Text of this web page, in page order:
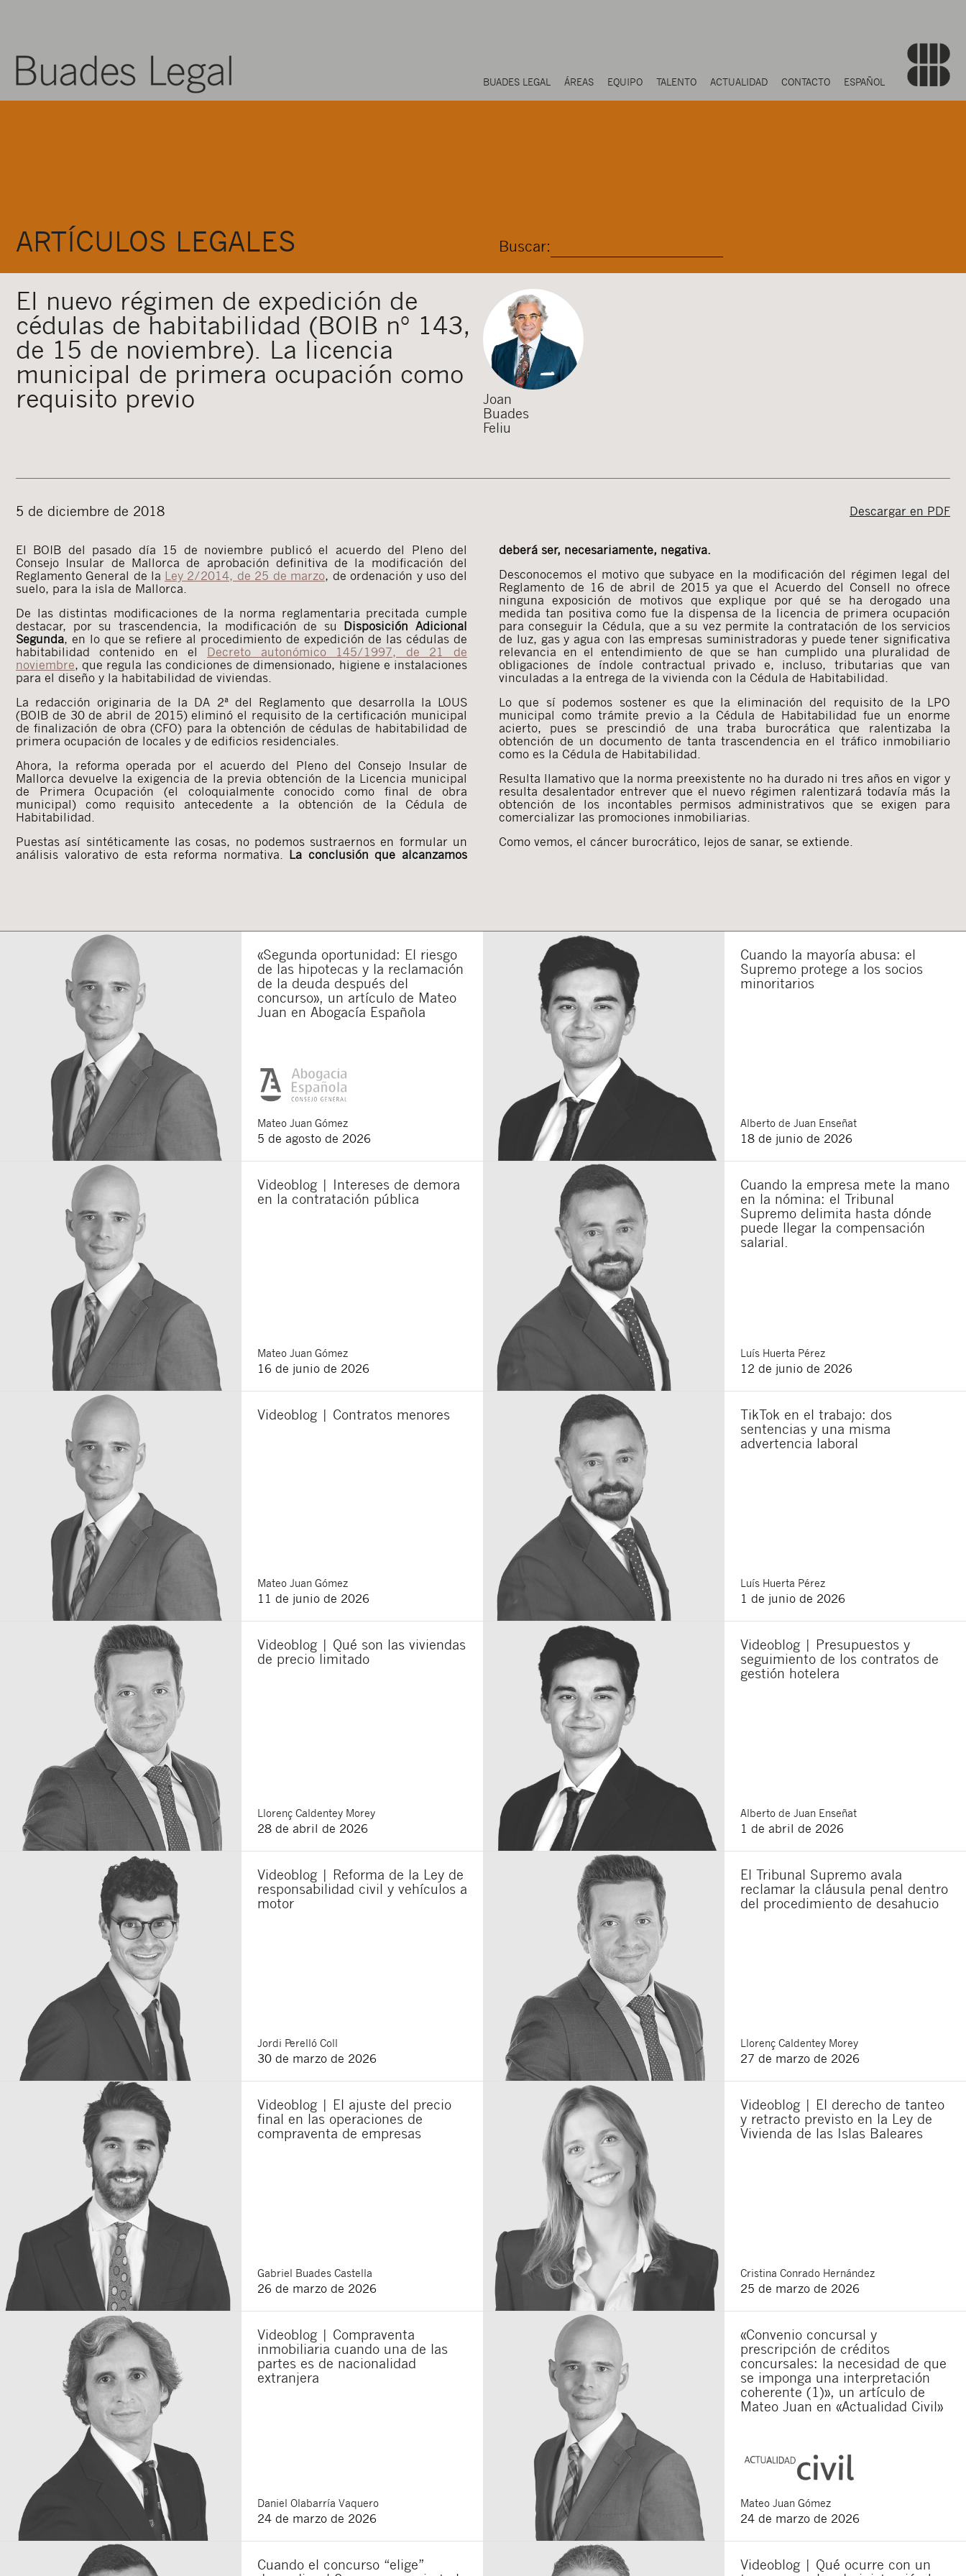
BUADES LEGAL ÁREAS EQUIPO TALENTO ACTUALIDAD CONTACTO ESPAÑOL
ARTÍCULOS LEGALES Buscar:
El nuevo régimen de expedición de
cédulas de habitabilidad (BOIB nº 143,
de 15 de noviembre). La licencia
municipal de primera ocupación como
requisito previo
Joan
Buades
Feliu
5 de diciembre de 2018 Descargar en PDF
El BOIB del pasado día 15 de noviembre publicó el acuerdo del Pleno del
Consejo Insular de Mallorca de aprobación definitiva de la modificación del
Reglamento General de la Ley 2/2014, de 25 de marzo, de ordenación y uso del
suelo, para la isla de Mallorca.
De las distintas modificaciones de la norma reglamentaria precitada cumple
destacar, por su trascendencia, la modificación de su Disposición Adicional
Segunda, en lo que se refiere al procedimiento de expedición de las cédulas de
habitabilidad contenido en el Decreto autonómico 145/1997, de 21 de
noviembre, que regula las condiciones de dimensionado, higiene e instalaciones
para el diseño y la habitabilidad de viviendas.
La redacción originaria de la DA 2ª del Reglamento que desarrolla la LOUS
(BOIB de 30 de abril de 2015) eliminó el requisito de la certificación municipal
de finalización de obra (CFO) para la obtención de cédulas de habitabilidad de
primera ocupación de locales y de edificios residenciales.
Ahora, la reforma operada por el acuerdo del Pleno del Consejo Insular de
Mallorca devuelve la exigencia de la previa obtención de la Licencia municipal
de Primera Ocupación (el coloquialmente conocido como final de obra
municipal) como requisito antecedente a la obtención de la Cédula de
Habitabilidad.
Puestas así sintéticamente las cosas, no podemos sustraernos en formular un
análisis valorativo de esta reforma normativa. La conclusión que alcanzamos
deberá ser, necesariamente, negativa.
Desconocemos el motivo que subyace en la modificación del régimen legal del
Reglamento de 16 de abril de 2015 ya que el Acuerdo del Consell no ofrece
ninguna exposición de motivos que explique por qué se ha derogado una
medida tan positiva como fue la dispensa de la licencia de primera ocupación
para conseguir la Cédula, que a su vez permite la contratación de los servicios
de luz, gas y agua con las empresas suministradoras y puede tener significativa
relevancia en el entendimiento de que se han cumplido una pluralidad de
obligaciones de índole contractual privado e, incluso, tributarias que van
vinculadas a la entrega de la vivienda con la Cédula de Habitabilidad.
Lo que sí podemos sostener es que la eliminación del requisito de la LPO
municipal como trámite previo a la Cédula de Habitabilidad fue un enorme
acierto, pues se prescindió de una traba burocrática que ralentizaba la
obtención de un documento de tanta trascendencia en el tráfico inmobiliario
como es la Cédula de Habitabilidad.
Resulta llamativo que la norma preexistente no ha durado ni tres años en vigor y
resulta desalentador entrever que el nuevo régimen ralentizará todavía más la
obtención de los incontables permisos administrativos que se exigen para
comercializar las promociones inmobiliarias.
Como vemos, el cáncer burocrático, lejos de sanar, se extiende.
«Segunda oportunidad: El riesgo
de las hipotecas y la reclamación
de la deuda después del
concurso», un artículo de Mateo
Juan en Abogacía Española
Mateo Juan Gómez
5 de agosto de 2026
Cuando la mayoría abusa: el
Supremo protege a los socios
minoritarios
Alberto de Juan Enseñat
18 de junio de 2026
Videoblog | Intereses de demora
en la contratación pública
Mateo Juan Gómez
16 de junio de 2026
Cuando la empresa mete la mano
en la nómina: el Tribunal
Supremo delimita hasta dónde
puede llegar la compensación
salarial.
Luís Huerta Pérez
12 de junio de 2026
Videoblog | Contratos menores
Mateo Juan Gómez
11 de junio de 2026
TikTok en el trabajo: dos
sentencias y una misma
advertencia laboral
Luís Huerta Pérez
1 de junio de 2026
Videoblog | Qué son las viviendas
de precio limitado
Llorenç Caldentey Morey
28 de abril de 2026
Videoblog | Presupuestos y
seguimiento de los contratos de
gestión hotelera
Alberto de Juan Enseñat
1 de abril de 2026
Videoblog | Reforma de la Ley de
responsabilidad civil y vehículos a
motor
Jordi Perelló Coll
30 de marzo de 2026
El Tribunal Supremo avala
reclamar la cláusula penal dentro
del procedimiento de desahucio
Llorenç Caldentey Morey
27 de marzo de 2026
Videoblog | El ajuste del precio
final en las operaciones de
compraventa de empresas
Gabriel Buades Castella
26 de marzo de 2026
Videoblog | El derecho de tanteo
y retracto previsto en la Ley de
Vivienda de las Islas Baleares
Cristina Conrado Hernández
25 de marzo de 2026
Videoblog | Compraventa
inmobiliaria cuando una de las
partes es de nacionalidad
extranjera
Daniel Olabarría Vaquero
24 de marzo de 2026
«Convenio concursal y
prescripción de créditos
concursales: la necesidad de que
se imponga una interpretación
coherente (1)», un artículo de
Mateo Juan en «Actualidad Civil»
Mateo Juan Gómez
24 de marzo de 2026
Cuando el concurso “elige”
Videoblog | Qué ocurre con un
Acepto recibir comunicaciones sobre nuevos artículos legales.
Acepto lascondiciones legalesyde privacidad
Al pulsar el botón de envío manifiesta haber leído la siguiente información básica sobre privacidad: El responsable del tratamiento
es Buades Legal S.L. La finalidad es la atención a su solicitud. Tiene derecho a acceder, rectificar y suprimir los datos, así como